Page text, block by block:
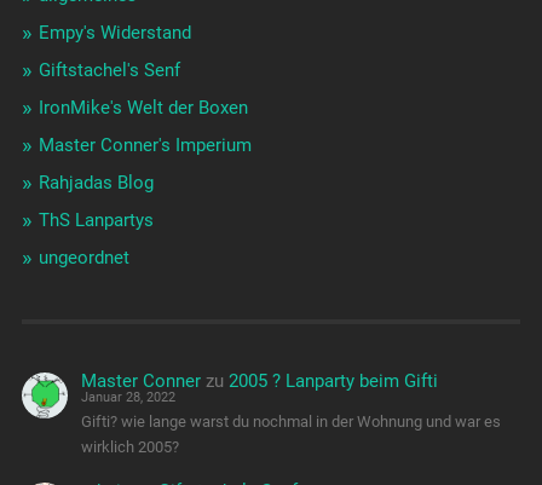
Empy's Widerstand
Giftstachel's Senf
IronMike's Welt der Boxen
Master Conner's Imperium
Rahjadas Blog
ThS Lanpartys
ungeordnet
Master Conner zu2005 ? Lanparty beim Gifti
Januar 28, 2022
Gifti? wie lange warst du nochmal in der Wohnung und war es
wirklich 2005?